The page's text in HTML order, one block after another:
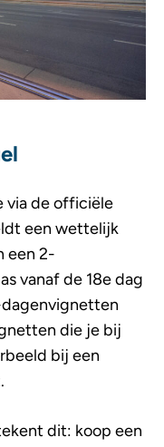
via de officiële
een wettelijk
een 2-
vanaf de 18e dag
dagenvignetten
die je bij
bij een
dit: koop een